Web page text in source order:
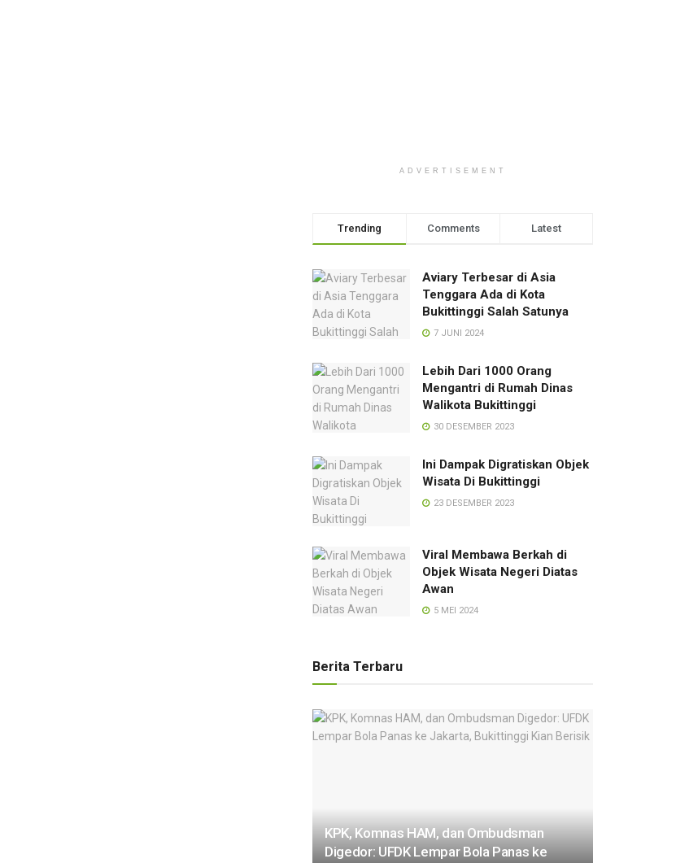
ADVERTISEMENT
Trending Comments Latest
Aviary Terbesar di Asia
Tenggara Ada di Kota
Bukittinggi Salah Satunya
7 JUNI 2024
Lebih Dari 1000 Orang
Mengantri di Rumah Dinas
Walikota Bukittinggi
30 DESEMBER 2023
Ini Dampak Digratiskan Objek
Wisata Di Bukittinggi
23 DESEMBER 2023
Viral Membawa Berkah di
Objek Wisata Negeri Diatas
Awan
5 MEI 2024
Berita Terbaru
KPK, Komnas HAM, dan Ombudsman
Digedor: UFDK Lempar Bola Panas ke